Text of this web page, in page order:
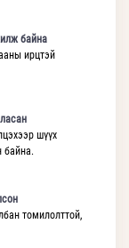
байна
ирцтэй
шүүх
байна.
томилолттой,